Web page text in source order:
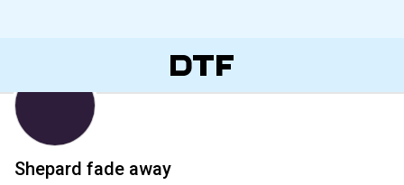
Shepard fade away